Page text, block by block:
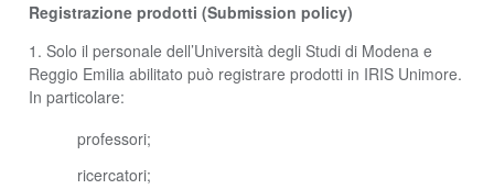
Registrazione prodotti (Submission policy)
1. Solo il personale dell’Università degli Studi di Modena e
Reggio Emilia abilitato può registrare prodotti in IRIS Unimore.
In particolare:
professori;
ricercatori;